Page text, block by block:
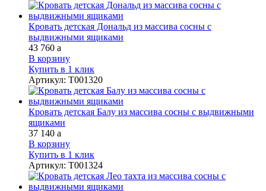
Кровать детская Дональд из массива сосны с
выдвижными ящиками
43 760 a
В корзину
Купить в 1 клик
Артикул: Т001320
Кровать детская Балу из массива сосны с выдвижными
ящиками
37 140 a
В корзину
Купить в 1 клик
Артикул: Т001324